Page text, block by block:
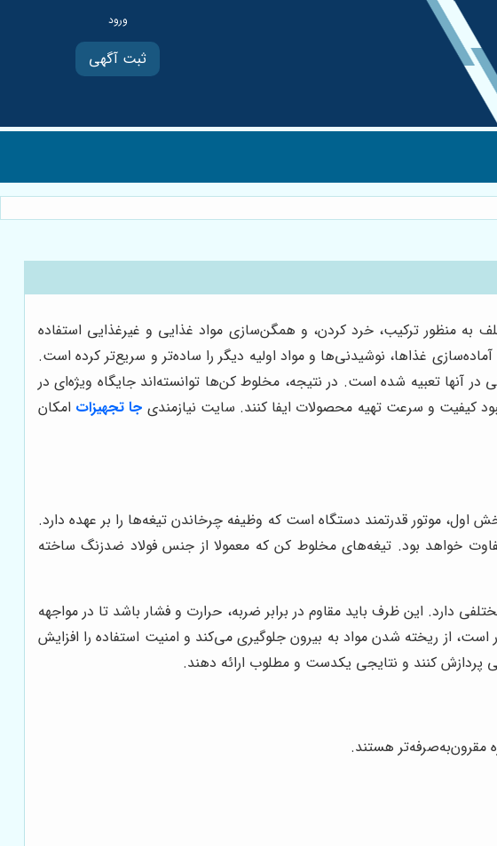
ثبت آگهی
منظور ترکیب، خرد کردن، و همگن‌سازی مواد غذایی و غیرغذایی استفاده
غذاها، نوشیدنی‌ها و مواد اولیه دیگر را ساده‌تر و سریع‌تر کرده است.
آنها تعبیه شده است. در نتیجه، مخلوط کن‌ها توانسته‌اند جایگاه ویژه‌ای در
کیفیت و سرعت تهیه محصولات ایفا کنند. سایت نیازمندی جا تجهیزات امکان
موتور قدرتمند دستگاه است که وظیفه چرخاندن تیغه‌ها را بر عهده دارد.
خواهد بود. تیغه‌های مخلوط کن که معمولا از جنس فولاد ضدزنگ ساخته
این ظرف باید مقاوم در برابر ضربه، حرارت و فشار باشد تا در مواجهه
از ریخته شدن مواد به بیرون جلوگیری می‌کند و امنیت استفاده را افزایش
پردازش کنند و نتایجی یکدست و مطلوب ارائه دهند.
مقرون‌به‌صرفه‌تر هستند.